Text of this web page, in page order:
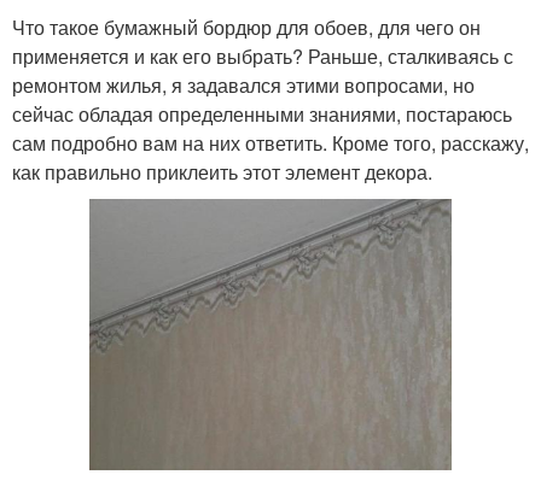
Что такое бумажный бордюр для обоев, для чего он
применяется и как его выбрать? Раньше, сталкиваясь с
ремонтом жилья, я задавался этими вопросами, но
сейчас обладая определенными знаниями, постараюсь
сам подробно вам на них ответить. Кроме того, расскажу,
как правильно приклеить этот элемент декора.